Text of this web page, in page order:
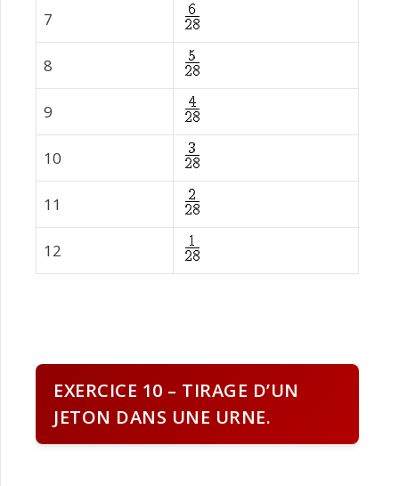
7
8
9
10
11
12
EXERCICE 10 – TIRAGE D’UN
JETON DANS UNE URNE.